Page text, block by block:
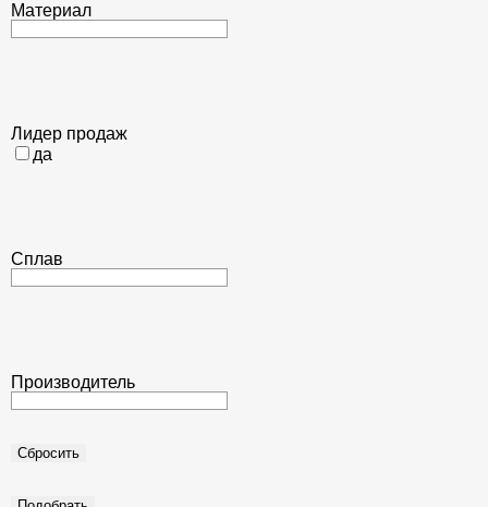
Материал
Лидер продаж
да
Сплав
Производитель